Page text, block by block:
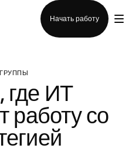
Начать работу
где ИТ
работу со